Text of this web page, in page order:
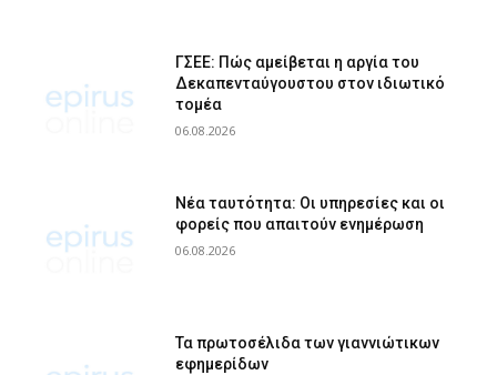
ΓΣΕΕ: Πώς αμείβεται η αργία του
Δεκαπενταύγουστου στον ιδιωτικό
τομέα
06.08.2026
Νέα ταυτότητα: Οι υπηρεσίες και οι
φορείς που απαιτούν ενημέρωση
06.08.2026
Τα πρωτοσέλιδα των γιαννιώτικων
εφημερίδων